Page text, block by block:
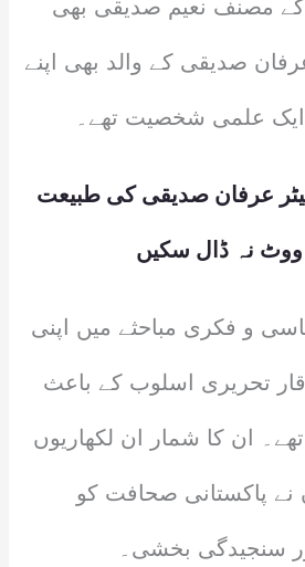
کے مصنف نعیم صدیقی بھی
صدیقی کے والد بھی اپنے
ایک علمی شخصیت تھے۔
عرفان صدیقی کی طبیعت
ووٹ نہ ڈال سکیں
و فکری مباحثے میں اپنی
تحریری اسلوب کے باعث
ان کا شمار ان لکھاریوں
نے پاکستانی صحافت کو
سنجیدگی بخشی۔